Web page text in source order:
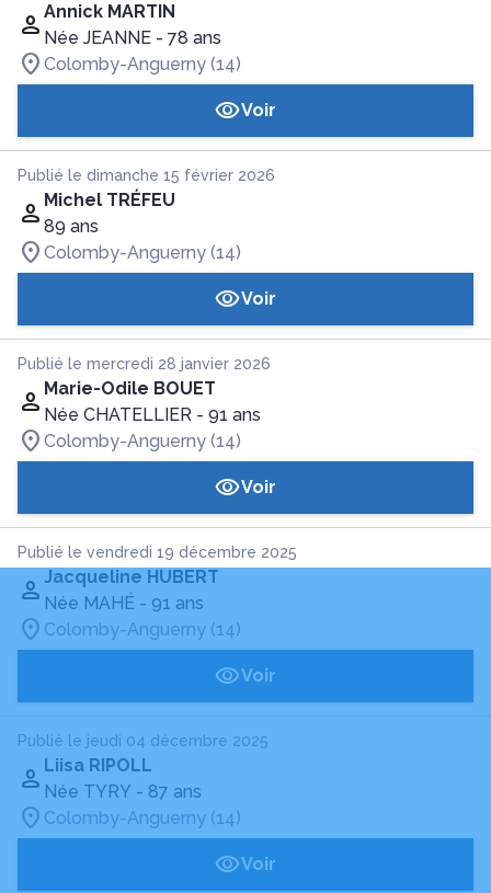
Annick MARTIN
Née JEANNE - 78 ans
Colomby-Anguerny (14)
Voir
Publié le dimanche 15 février 2026
Michel TRÉFEU
89 ans
Colomby-Anguerny (14)
Voir
Publié le mercredi 28 janvier 2026
Marie-Odile BOUET
Née CHATELLIER - 91 ans
Colomby-Anguerny (14)
Voir
Publié le vendredi 19 décembre 2025
Jacqueline HUBERT
Née MAHÉ - 91 ans
Colomby-Anguerny (14)
Voir
Publié le jeudi 04 décembre 2025
Liisa RIPOLL
Née TYRY - 87 ans
Colomby-Anguerny (14)
Voir